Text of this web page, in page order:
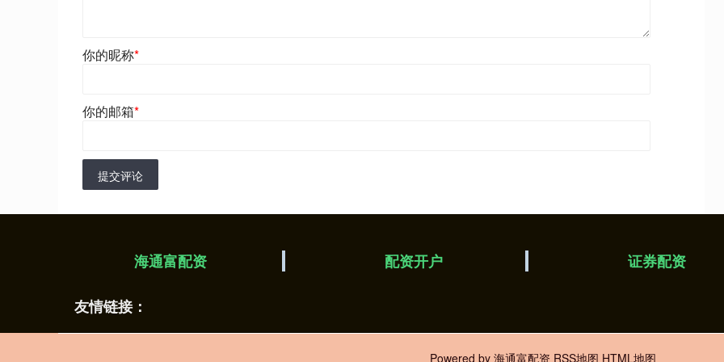
你的昵称*
你的邮箱*
提交评论
海通富配资 配资开户 证券配资
友情链接：
Powered by 海通富配资 RSS地图 HTML地图